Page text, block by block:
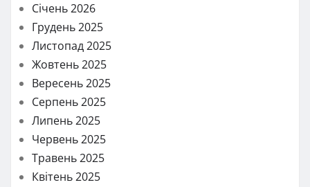
Січень 2026
Грудень 2025
Листопад 2025
Жовтень 2025
Вересень 2025
Серпень 2025
Липень 2025
Червень 2025
Травень 2025
Квітень 2025